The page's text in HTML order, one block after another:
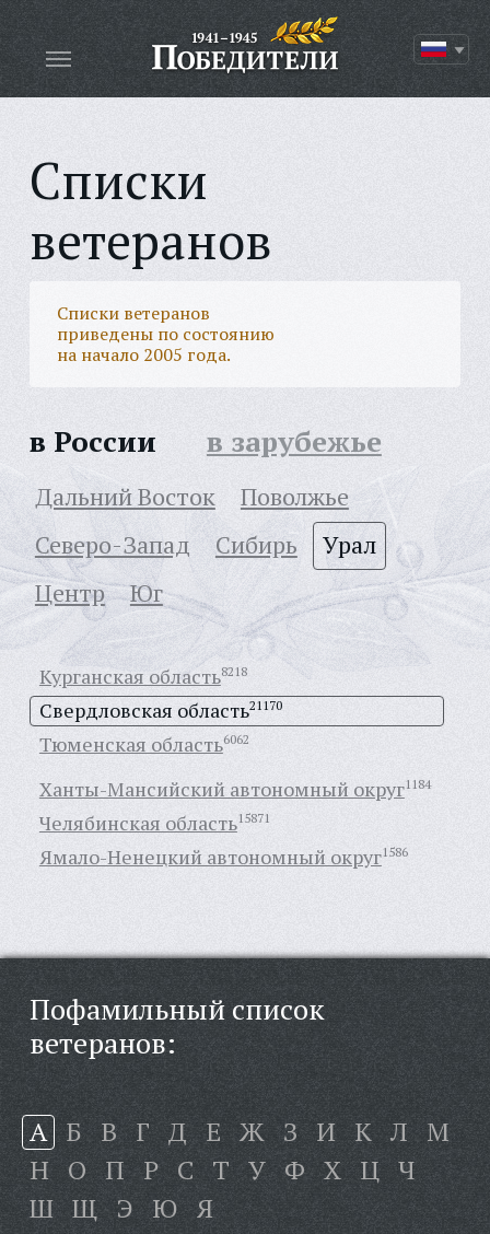
Списки
ветеранов
Списки ветеранов
приведены по состоянию
на начало 2005 года.
в России в зарубежье
Дальний Восток
Поволжье
Северо-Запад
Сибирь
Урал
Центр
Юг
Курганская область8218
Свердловская область21170
Тюменская область6062
Ханты-Мансийский автономный округ1184
Челябинская область15871
Ямало-Ненецкий автономный округ1586
Пофамильный список
ветеранов:
А Б В Г Д Е Ж З И К Л М
Н О П Р С Т У Ф Х Ц Ч
Ш Щ Э Ю Я